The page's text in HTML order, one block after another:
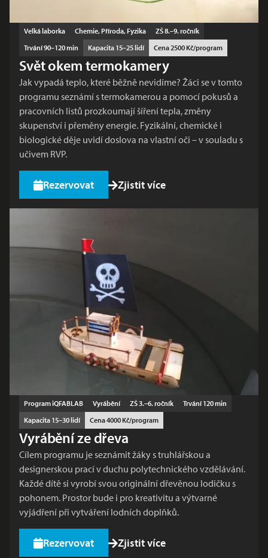
Svět okem termokamery
Jak vypadá teplo, které běžně nevidíme? Žáci se v tomto
programu seznámí s termokamerou a pomocí pokusů a
pracovních listů prozkoumají šíření tepla, změny
skupenství i přeměny energie. Fyzikální, chemické i
biologické děje uvidí doslova na vlastní oči – v souladu s
učivem RVP.
Velká laborka Chemie, Příroda, Fyzika
ZŠ 8.–9. ročník
Trvání 90–120 min
Kapacita 15–25 lidí Cena 2500 Kč/program
Rezervovat Zjistit více
Vyrábění ze dřeva
Cílem programu je seznámit žáky s truhlářskou a
designerskou prací v duchu polytechnického vzdělávání.
Každé dítě si vyrobí svou originální dřevěnou lodičku s
pohonem. Prostor bude i pro kreativitu a výtvarné
vyjádření při vytváření lodních doplňků.
Program iQFABLAB Vyrábění ZŠ 3.–6. ročník
Trvání 120 min
Kapacita 15–30 lidí
Cena 4000 Kč/program
Rezervovat Zjistit více